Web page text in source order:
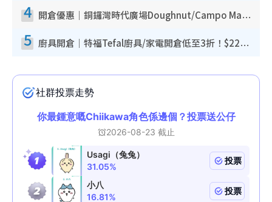
4 開倉優惠｜銅鑼灣時代廣場Doughnut/Campo Marzio開倉低至1折！背囊、書包、手袋劈價$200起
5 廚具開倉｜特福Tefal廚具/家電開倉低至3折！$220起買平底鍋/炒鑊/湯煲！電飯煲/吸塵機/燙斗$418起